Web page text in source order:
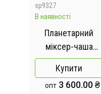
sp9327
В наявності
Планетарний
міксер-чаша
Настільний
міксер "DOMOTEC
" R-6673 1800W
Купити
опт3 600.00 ₴